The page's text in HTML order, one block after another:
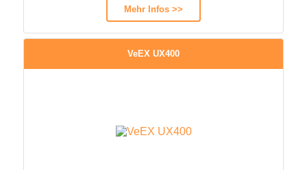
Mehr Infos >>
VeEX UX400